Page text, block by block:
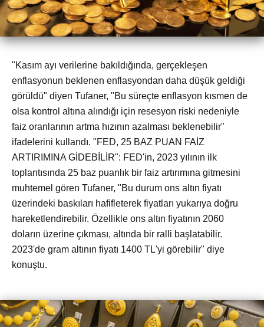
"Kasım ayı verilerine bakıldığında, gerçekleşen
enflasyonun beklenen enflasyondan daha düşük geldiği
görüldü" diyen Tufaner, "Bu süreçte enflasyon kısmen de
olsa kontrol altına alındığı için resesyon riski nedeniyle
faiz oranlarının artma hızının azalması beklenebilir"
ifadelerini kullandı. "FED, 25 BAZ PUAN FAİZ
ARTIRIMINA GİDEBİLİR": FED'in, 2023 yılının ilk
toplantısında 25 baz puanlık bir faiz artırımına gitmesini
muhtemel gören Tufaner, "Bu durum ons altın fiyatı
üzerindeki baskıları hafifleterek fiyatları yukarıya doğru
hareketlendirebilir. Özellikle ons altın fiyatının 2060
doların üzerine çıkması, altında bir ralli başlatabilir.
2023'de gram altının fiyatı 1400 TL'yi görebilir" diye
konuştu.